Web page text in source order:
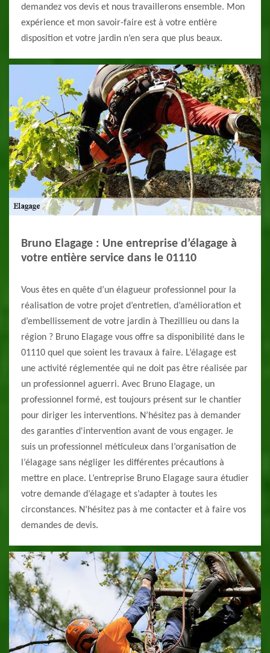
demandez vos devis et nous travaillerons ensemble. Mon
expérience et mon savoir-faire est à votre entière
disposition et votre jardin n’en sera que plus beaux.
Bruno Elagage : Une entreprise d’élagage à
votre entière service dans le 01110
Vous êtes en quête d’un élagueur professionnel pour la
réalisation de votre projet d’entretien, d’amélioration et
d’embellissement de votre jardin à Thezillieu ou dans la
région ? Bruno Elagage vous offre sa disponibilité dans le
01110 quel que soient les travaux à faire. L’élagage est
une activité réglementée qui ne doit pas être réalisée par
un professionnel aguerri. Avec Bruno Elagage, un
professionnel formé, est toujours présent sur le chantier
pour diriger les interventions. N’hésitez pas à demander
des garanties d'intervention avant de vous engager. Je
suis un professionnel méticuleux dans l’organisation de
l’élagage sans négliger les différentes précautions à
mettre en place. L’entreprise Bruno Elagage saura étudier
votre demande d’élagage et s’adapter à toutes les
circonstances. N’hésitez pas à me contacter et à faire vos
demandes de devis.